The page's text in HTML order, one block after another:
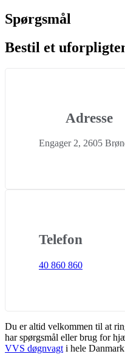
Spørgsmål
Bestil et
Adresse
Engager 2, 2605
Telefon
40 860 860
Du er altid velkommen til at
har spørgsmål eller brug for
VVS døgnvagt i hele